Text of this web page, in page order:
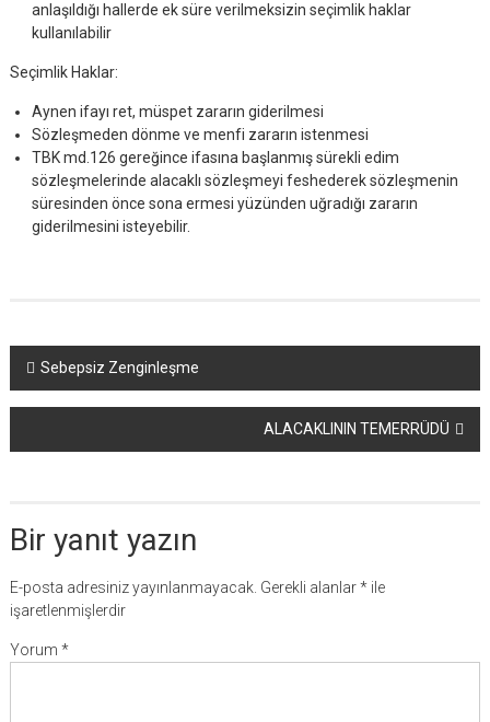
anlaşıldığı hallerde ek süre verilmeksizin seçimlik haklar
kullanılabilir
Seçimlik Haklar:
Aynen ifayı ret, müspet zararın giderilmesi
Sözleşmeden dönme ve menfi zararın istenmesi
TBK md.126 gereğince ifasına başlanmış sürekli edim
sözleşmelerinde alacaklı sözleşmeyi feshederek sözleşmenin
süresinden önce sona ermesi yüzünden uğradığı zararın
giderilmesini isteyebilir.
Yazı
dolaşımı
Sebepsiz Zenginleşme
ALACAKLININ TEMERRÜDÜ
Bir yanıt yazın
E-posta adresiniz yayınlanmayacak. Gerekli alanlar*ile
işaretlenmişlerdir
Yorum *